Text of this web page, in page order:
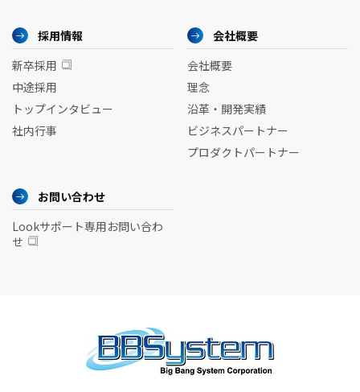
採用情報
新卒採用
中途採用
トップインタビュー
社内行事
会社概要
会社概要
理念
沿革・開発実績
ビジネスパートナー
プロダクトパートナー
お問い合わせ
Lookサポート専用お問い合わ
せ